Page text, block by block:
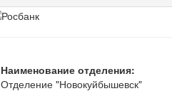
Наименование отделения:
Отделение "Новокуйбышевск"